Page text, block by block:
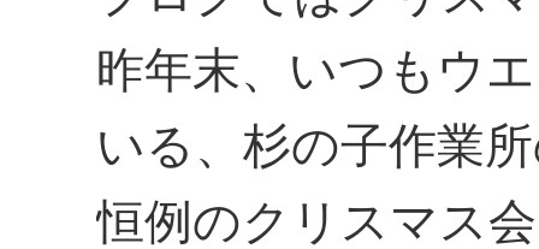
昨年末、いつもウ
いる、杉の子作業
恒例のクリスマス